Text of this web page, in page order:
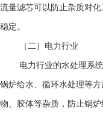
流量滤芯可以防止杂质对
稳定。
（二）电力行业
电力行业的水处理系
锅炉给水、循环水处理等
物、胶体等杂质，防止锅